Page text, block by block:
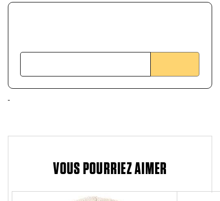
VOUS POURRIEZ AIMER